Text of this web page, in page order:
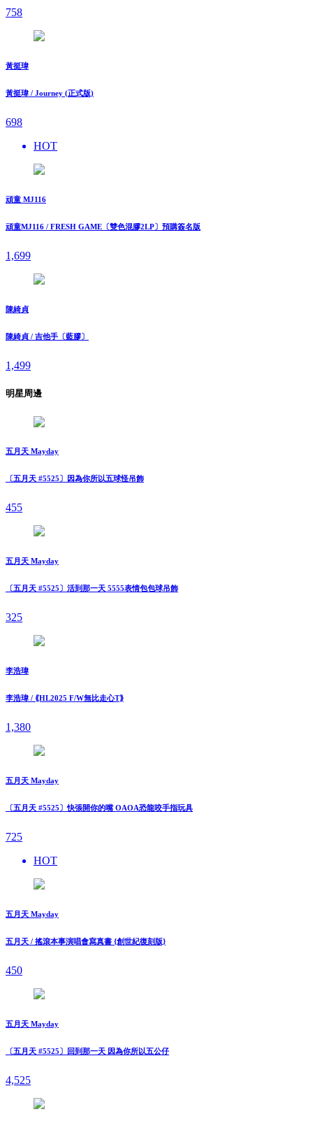
758
黃挺瑋
黃挺瑋 / Journey (正式版)
698
HOT
頑童 MJ116
頑童MJ116 / FRESH GAME〔雙色混膠2LP〕預購簽名版
1,699
陳綺貞
陳綺貞 / 吉他手〔藍膠〕
1,499
明星周邊
五月天 Mayday
〔五月天 #5525〕因為你所以五球怪吊飾
455
五月天 Mayday
〔五月天 #5525〕活到那一天 5555表情包包球吊飾
325
李浩瑋
李浩瑋 / ⟪HL2025 F/W無比走⼼T⟫
1,380
五月天 Mayday
〔五月天 #5525〕快張開你的嘴 OAOA恐龍咬手指玩具
725
HOT
五月天 Mayday
五月天 / 搖滾本事演唱會寫真書 {創世紀復刻版}
450
五月天 Mayday
〔五月天 #5525〕回到那一天 因為你所以五公仔
4,525